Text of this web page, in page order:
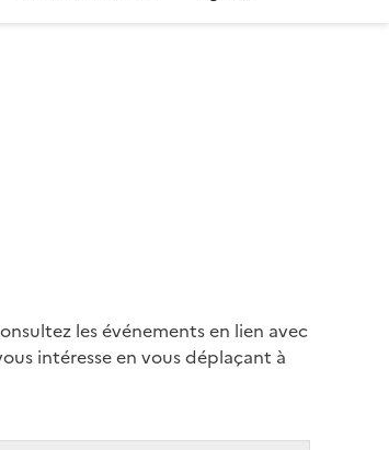
les événements en lien avec
intéresse en vous déplaçant à